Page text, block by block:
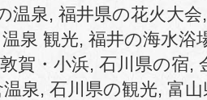
温泉, 福井県の花火大会
泉 観光, 福井の海水浴
敦賀・小浜, 石川県の宿,
泉, 石川県の観光, 富